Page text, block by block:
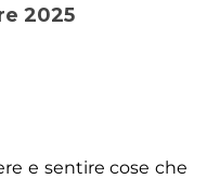
2025
e sentire cose che